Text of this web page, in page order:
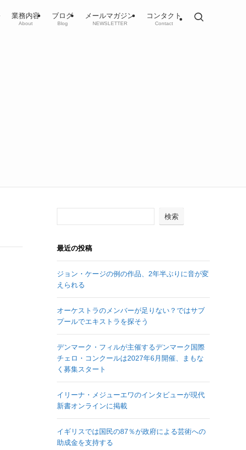
業務内容
About
ブログ
Blog
メールマガジン
NEWSLETTER
コンタクト
Contact
検索
最近の投稿
ジョン・ケージの例の作品、2年半ぶりに音が変
えられる
オーケストラのメンバーが足りない？ではサブ
プールでエキストラを探そう
デンマーク・フィルが主催するデンマーク国際
チェロ・コンクールは2027年6月開催、まもな
く募集スタート
イリーナ・メジューエワのインタビューが現代
新書オンラインに掲載
イギリスでは国民の87％が政府による芸術への
助成金を支持する